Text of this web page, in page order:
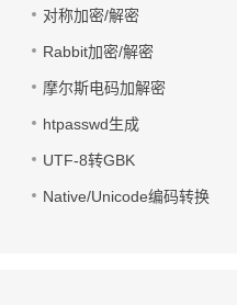
对称加密/解密
Rabbit加密/解密
摩尔斯电码加解密
htpasswd生成
UTF-8转GBK
Native/Unicode编码转换